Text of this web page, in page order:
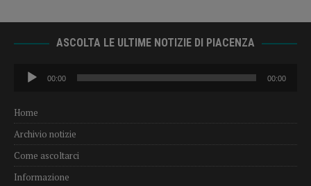
ASCOLTA LE ULTIME NOTIZIE DI PIACENZA
Audio
Player
00:00 00:00
Home
Archivio notizie
Come ascoltarci
Informazione